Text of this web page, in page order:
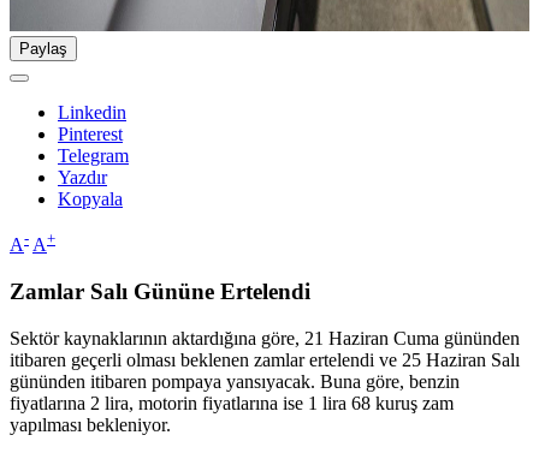
Paylaş
Linkedin
Pinterest
Telegram
Yazdır
Kopyala
A- A+
Zamlar Salı Gününe Ertelendi
Sektör kaynaklarının aktardığına göre, 21 Haziran Cuma gününden
itibaren geçerli olması beklenen zamlar ertelendi ve 25 Haziran Salı
gününden itibaren pompaya yansıyacak. Buna göre, benzin
fiyatlarına 2 lira, motorin fiyatlarına ise 1 lira 68 kuruş zam
yapılması bekleniyor.